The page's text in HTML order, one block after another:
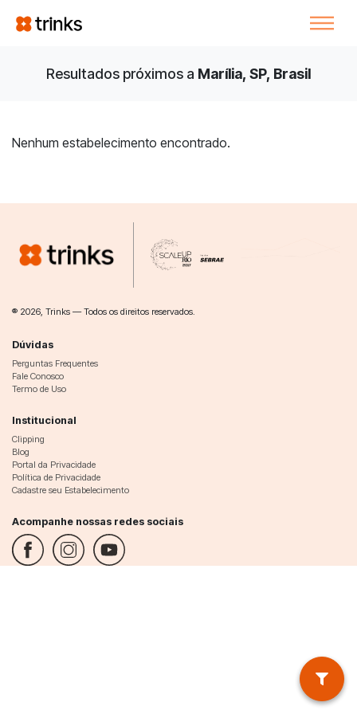
Resultados próximos a Marília, SP, Brasil
Nenhum estabelecimento encontrado.
® 2026, Trinks — Todos os direitos reservados.
Dúvidas
Perguntas Frequentes
Fale Conosco
Termo de Uso
Institucional
Clipping
Blog
Portal da Privacidade
Política de Privacidade
Cadastre seu Estabelecimento
Acompanhe nossas redes sociais